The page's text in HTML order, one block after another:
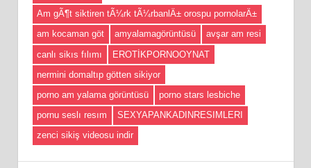
Am gÃ¶t siktiren tÃ¼rk tÃ¼rbanlÄ± orospu pornolarÄ±
am kocaman göt
amyalamagörüntüsü
avşar am resi
canlı sikıs fılımı
EROTİKPORNOOYNAT
nermini domaltıp götten sikiyor
porno am yalama görüntüsü
porno stars lesbiche
pornu seslı resım
SEXYAPANKADINRESIMLERI
zenci sikiş videosu indir